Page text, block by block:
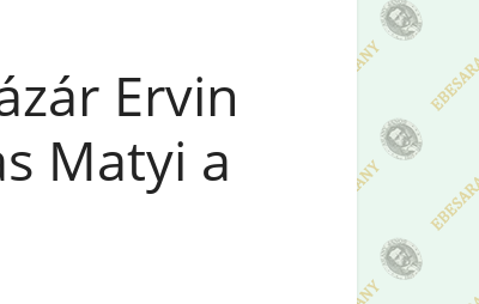
Ervin
Matyi a